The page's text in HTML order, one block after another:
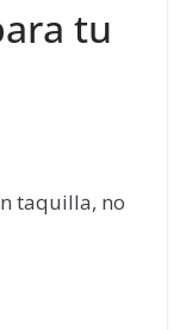
tu
taquilla, no